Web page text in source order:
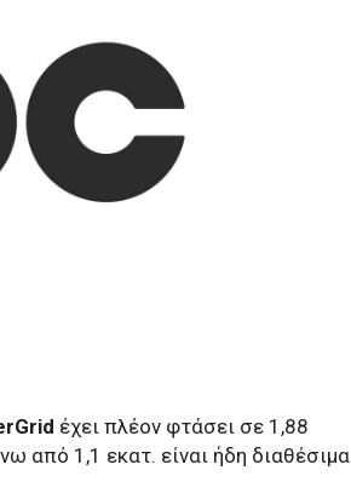
έχει πλέον φτάσει σε 1,88
από 1,1 εκατ. είναι ήδη διαθέσιμα